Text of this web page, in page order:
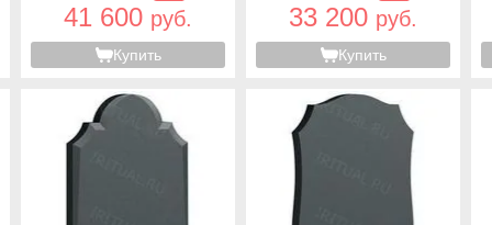
41 600 руб.
Купить
33 200 руб.
Купить